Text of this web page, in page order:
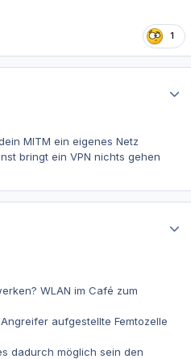
1
MITM ein eigenes Netz
bringt ein VPN nichts gehen
WLAN im Café zum
aufgestellte Femtozelle
dadurch möglich sein den